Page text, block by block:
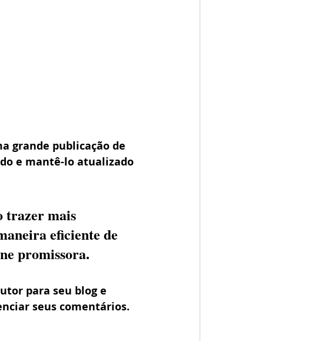
grande publicação de
e mantê-lo atualizado
trazer mais
eficiente de
promissora.
para seu blog e
seus comentários.